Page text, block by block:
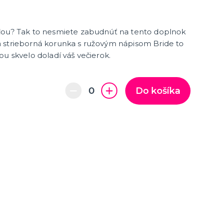
Tak to nesmiete zabudnúť na tento doplnok
korunka s ružovým nápisom Bride to
skvelo doladí váš večierok.
Do košíka